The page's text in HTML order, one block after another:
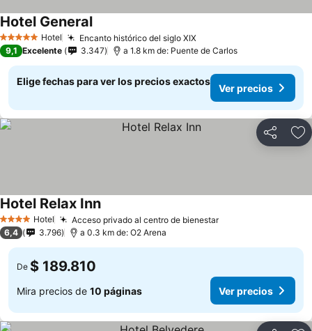
5 Estrellas Hotel Encanto histórico del siglo XIXVer precios
Hotel GeneralVer precios
9,1 Excelente 3.347 a 1.8 km de: Puente de Carlos
Elige fechas para ver los precios exactos
Ver precios
Compartir
4 EstrellasHotel Acceso privado al centro de bienestarVer precios
Hotel Relax InnVer precios
6,4 3.796 a 0.3 km de: O2 Arena
De $ 189.810
Mira precios de 10 páginas Ver precios